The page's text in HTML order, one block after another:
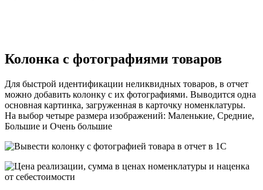
Колонка с фотографиями товаров
Для быстрой идентификации неликвидных товаров, в отчет
можно добавить колонку с их фотографиями. Выводится одна
основная картинка, загруженная в карточку номенклатуры.
На выбор четыре размера изображений: Маленькие, Средние,
Большие и Очень большие